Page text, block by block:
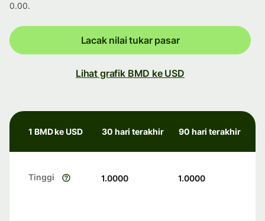
0.00.
Lacak nilai tukar pasar
Lihat grafik BMD ke USD
1 BMD ke USD 30 hari terakhir 90 hari terakhir
Tinggi 1.0000 1.0000